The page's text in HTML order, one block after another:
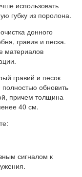
использовать
губку из поролона.
донного
гравия и песка.
материалов
гравий и песок
обновить
причем толщина
40 см.
сигналом к